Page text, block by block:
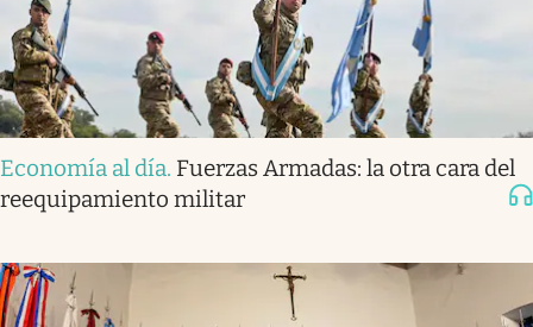
Economía al día. Fuerzas Armadas: la otra cara del
reequipamiento militar